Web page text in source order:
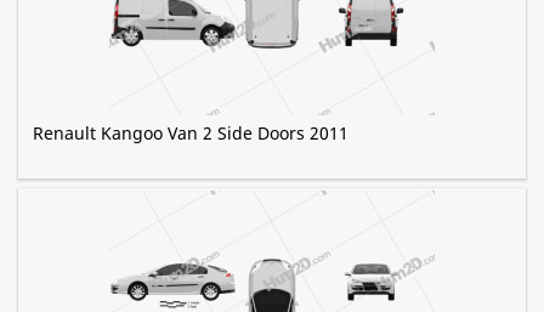
Renault Kangoo Van 2 Side Doors 2011